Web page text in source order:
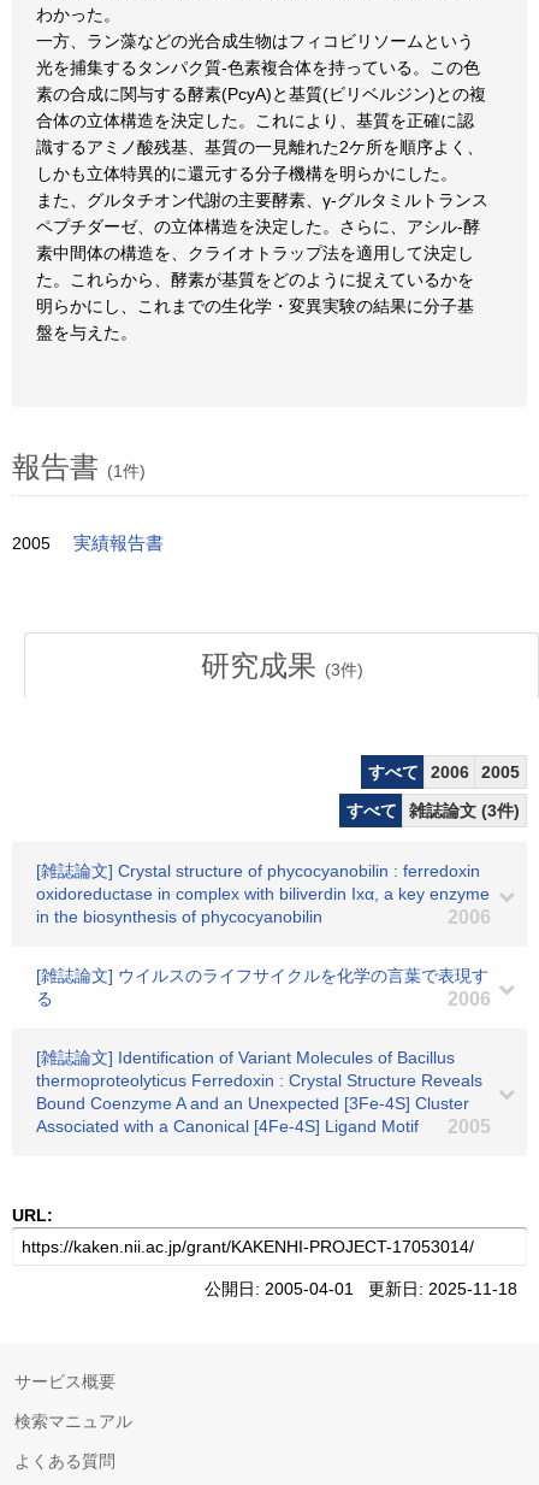
わかった。
一方、ラン藻などの光合成生物はフィコビリソームという
光を捕集するタンパク質-色素複合体を持っている。この色
素の合成に関与する酵素(PcyA)と基質(ビリベルジン)との複
合体の立体構造を決定した。これにより、基質を正確に認
識するアミノ酸残基、基質の一見離れた2ケ所を順序よく、
しかも立体特異的に還元する分子機構を明らかにした。
また、グルタチオン代謝の主要酵素、γ-グルタミルトランス
ペプチダーゼ、の立体構造を決定した。さらに、アシル-酵
素中間体の構造を、クライオトラップ法を適用して決定し
た。これらから、酵素が基質をどのように捉えているかを
明らかにし、これまでの生化学・変異実験の結果に分子基
盤を与えた。
報告書 (1件)
2005 実績報告書
研究成果 (3件)
すべて 2006
2005
すべて
雑誌論文 (3件)
[雑誌論文] Crystal structure of phycocyanobilin : ferredoxin
oxidoreductase in complex with biliverdin Ixα, a key enzyme
in the biosynthesis of phycocyanobilin
2006
[雑誌論文] ウイルスのライフサイクルを化学の言葉で表現す
る
2006
[雑誌論文] Identification of Variant Molecules of Bacillus
thermoproteolyticus Ferredoxin : Crystal Structure Reveals
Bound Coenzyme A and an Unexpected [3Fe-4S] Cluster
Associated with a Canonical [4Fe-4S] Ligand Motif
2005
URL:
公開日: 2005-04-01 更新日: 2025-11-18
サービス概要
検索マニュアル
よくある質問